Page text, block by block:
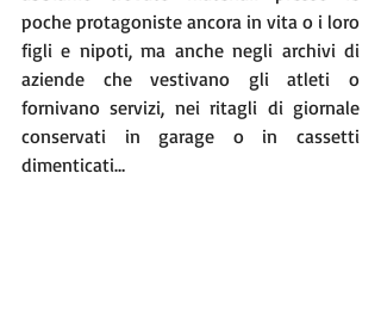
poche protagoniste ancora in vita o i loro
figli e nipoti, ma anche negli archivi di
aziende che vestivano gli atleti o
fornivano servizi, nei ritagli di giornale
conservati in garage o in cassetti
dimenticati…